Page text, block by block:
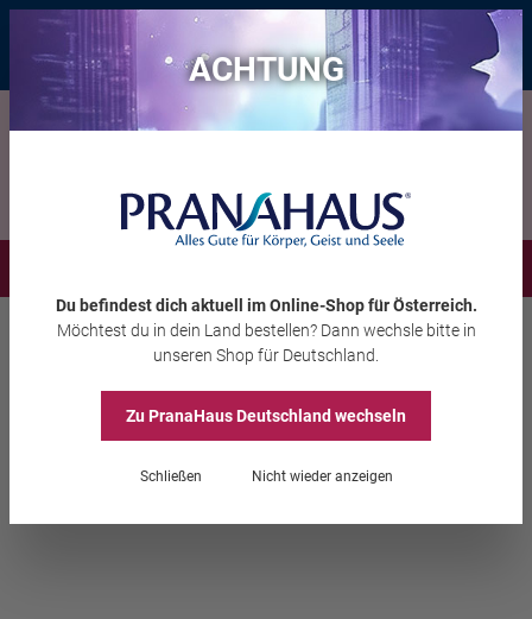
Bis zu 20 € Rabatt* mit dem Vorteils-Codeeintauchen , gültig bis
11.08.2026
Wohnambiente Haushalt
Zirbenkissen, inkl.
Zirbenspray
ACHTUNG
Du befindest dich aktuell im Online-Shopfür Österreich.
Möchtest du in dein Land bestellen? Dann wechsle bitte in
unseren Shop für Deutschland
Zu PranaHausDeutschland wechseln
Schließen Nicht wieder anzeigen